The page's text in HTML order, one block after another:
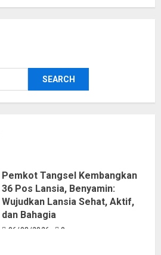
SEARCH
Pemkot Tangsel Kembangkan
36 Pos Lansia, Benyamin:
Wujudkan Lansia Sehat, Aktif,
dan Bahagia
06/08/2026 0